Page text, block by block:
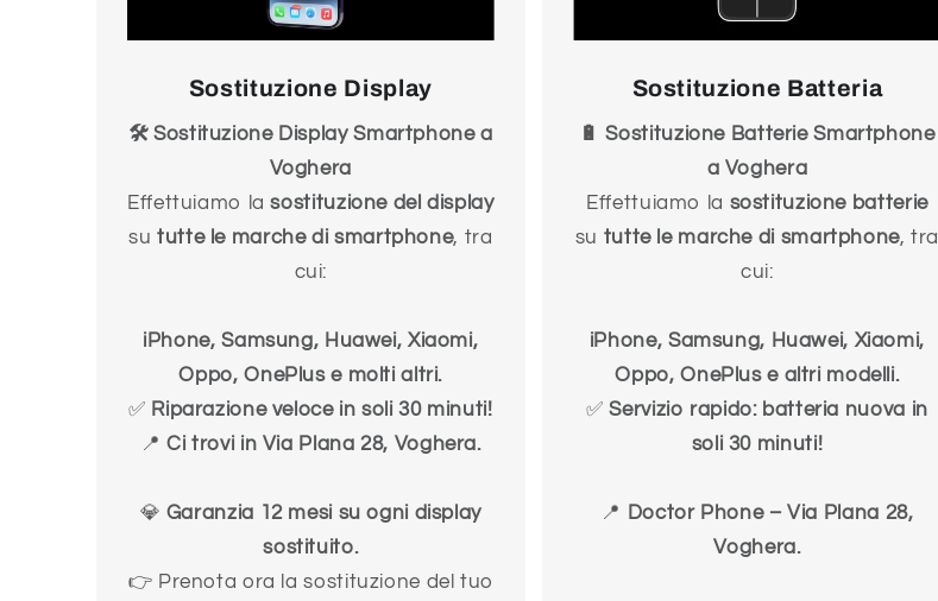
Sostituzione Display
🛠️ Sostituzione Display Smartphone a
Voghera
Effettuiamo lasostituzione del display
sututte le marche di smartphone, tra
cui:
iPhone, Samsung, Huawei, Xiaomi,
Oppo, OnePlus e molti altri.
✅ Riparazione veloce in soli 30 minuti!
📍Ci trovi in Via Plana 28, Voghera.
💎 Garanzia 12 mesi su ogni display
sostituito.
👉 Prenota ora la sostituzione del tuo
Sostituzione Batteria
🔋 Sostituzione Batterie Smartphone
a Voghera
Effettuiamo la sostituzione batterie
su tutte le marche di smartphone, tra
cui:
iPhone, Samsung, Huawei, Xiaomi,
Oppo, OnePlus e altri modelli.
✅Servizio rapido: batteria nuova in
soli 30 minuti!
📍
Doctor Phone – Via Plana 28,
Voghera.